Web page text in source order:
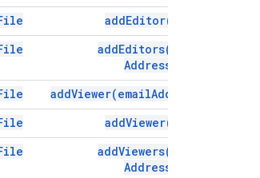
addEditor(
addEditors(
Addresses)
addViewer(emailAddress)
addViewer(
addViewers(
Addresses)